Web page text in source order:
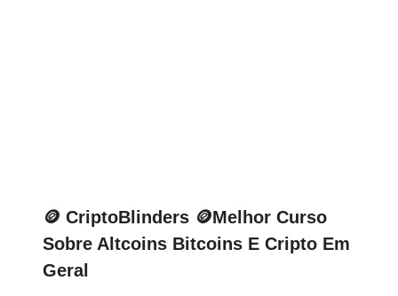
🪙 CriptoBlinders 🪙Melhor Curso
Sobre Altcoins Bitcoins E Cripto Em
Geral